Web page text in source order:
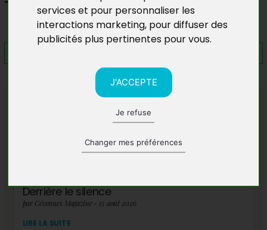
services et pour personnaliser les
interactions marketing, pour diffuser des
publicités plus pertinentes pour vous.
J'ACCEPTE
Je refuse
Changer mes préférences
Tsunami viral
A lire également
Derrière le silence
par Cévennes Magazine - 15 août 2026
LIRE LA SUITE